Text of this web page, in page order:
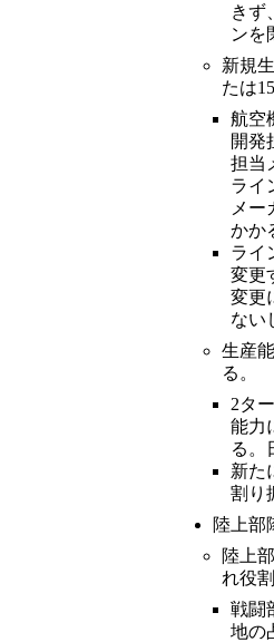
きず
ンを
新規
たは
航空
開発
担当
ライ
メー
かか
ライ
変更
変更
ない
生産
る。
2タ
能力
る。
新た
割り
陸上部
陸上
れ役
戦闘
地の